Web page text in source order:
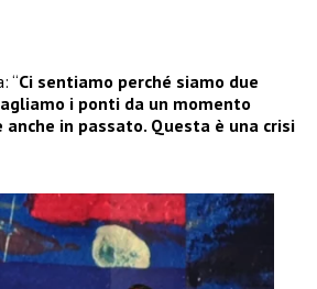
“Ci sentiamo perché siamo due
i ponti da un momento
in passato. Questa è una crisi